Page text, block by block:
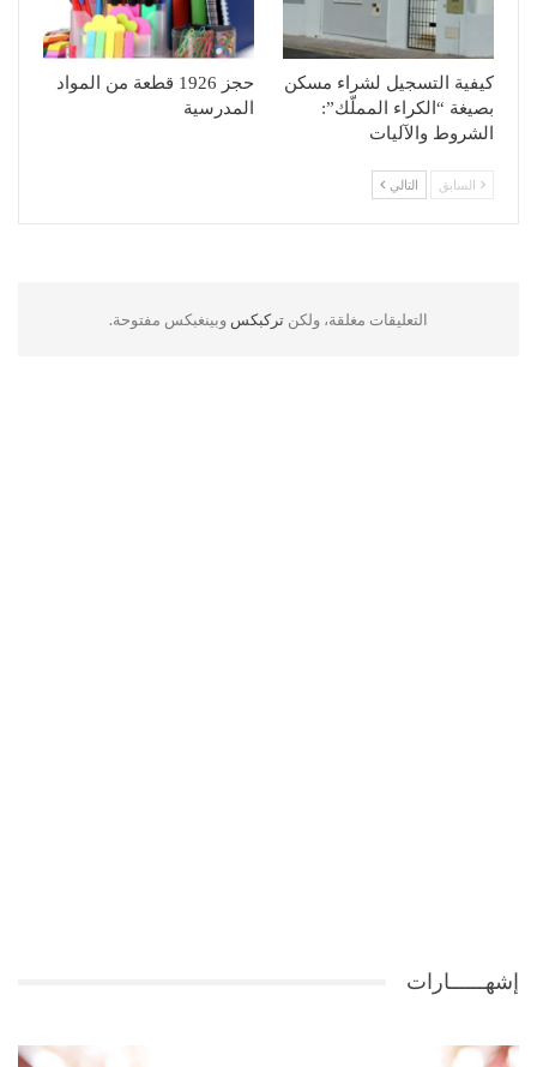
كيفية التسجيل لشراء مسكن
بصيغة “الكراء المملّك”:
الشروط والآليات
حجز 1926 قطعة من المواد
المدرسية
السابق التالي
التعليقات مغلقة، ولكن تركبكس وبينغبكس مفتوحة.
إشهــــــارات